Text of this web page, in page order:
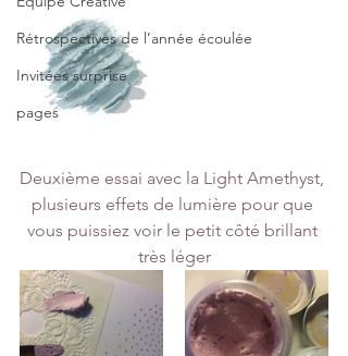
Rétrospectives de l’année écoulée
Invitées surprise
pages
Deuxième essai avec la Light Amethyst,
plusieurs effets de lumière pour que
vous puissiez voir le petit côté brillant
très léger